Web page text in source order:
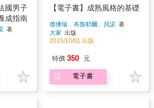
國男子
成指南
著
【電子書】成熟風格的基礎
傑佛瑞．布魯耶爾、貝諾 著
大家 出版
2015/10/01 出版
特價 350 元
電子書